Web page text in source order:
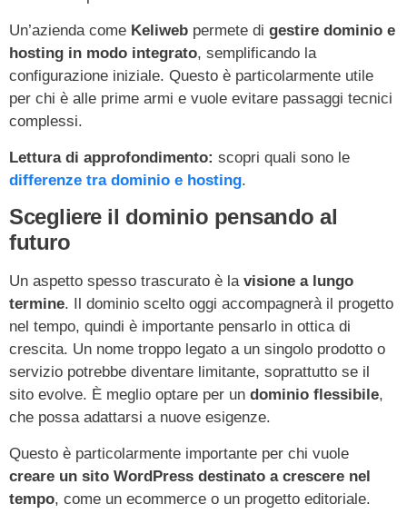
Un’azienda come Keliweb permete di gestire dominio e
hosting in modo integrato, semplificando la
configurazione iniziale. Questo è particolarmente utile
per chi è alle prime armi e vuole evitare passaggi tecnici
complessi.
Lettura di approfondimento: scopri quali sono le
differenze tra dominio e hosting.
Scegliere il dominio pensando al
futuro
Un aspetto spesso trascurato è la visione a lungo
termine. Il dominio scelto oggi accompagnerà il progetto
nel tempo, quindi è importante pensarlo in ottica di
crescita. Un nome troppo legato a un singolo prodotto o
servizio potrebbe diventare limitante, soprattutto se il
sito evolve. È meglio optare per un dominio flessibile,
che possa adattarsi a nuove esigenze.
Questo è particolarmente importante per chi vuole
creare un sito WordPress destinato a crescere nel
tempo, come un ecommerce o un progetto editoriale.